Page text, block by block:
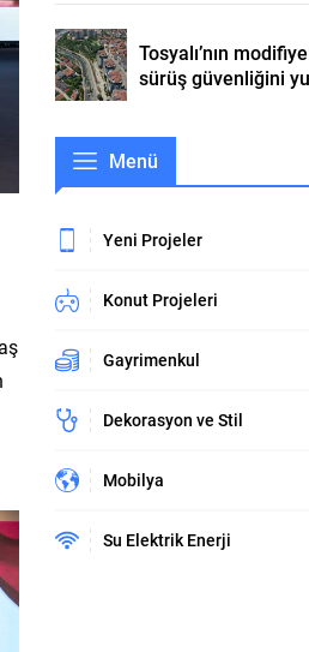
Tosyalı’nın
sürüş güvenliğini
Menü
Yeni Projeler
Konut Projeleri
Gayrimenkul
Dekorasyon ve Stil
Mobilya
Su Elektrik Enerji